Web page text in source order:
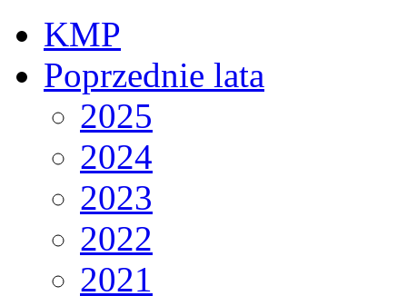
KMP
Poprzednie lata
2025
2024
2023
2022
2021